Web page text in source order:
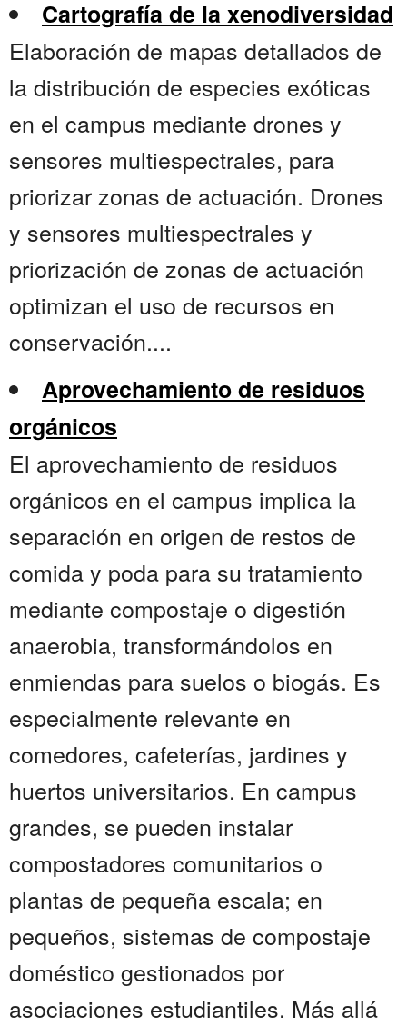
Cartografía de la xenodiversidad
Elaboración de mapas detallados de
la distribución de especies exóticas
en el campus mediante drones y
sensores multiespectrales, para
priorizar zonas de actuación. Drones
y sensores multiespectrales y
priorización de zonas de actuación
optimizan el uso de recursos en
conservación....
Aprovechamiento de residuos
orgánicos
El aprovechamiento de residuos
orgánicos en el campus implica la
separación en origen de restos de
comida y poda para su tratamiento
mediante compostaje o digestión
anaerobia, transformándolos en
enmiendas para suelos o biogás. Es
especialmente relevante en
comedores, cafeterías, jardines y
huertos universitarios. En campus
grandes, se pueden instalar
compostadores comunitarios o
plantas de pequeña escala; en
pequeños, sistemas de compostaje
doméstico gestionados por
asociaciones estudiantiles. Más allá